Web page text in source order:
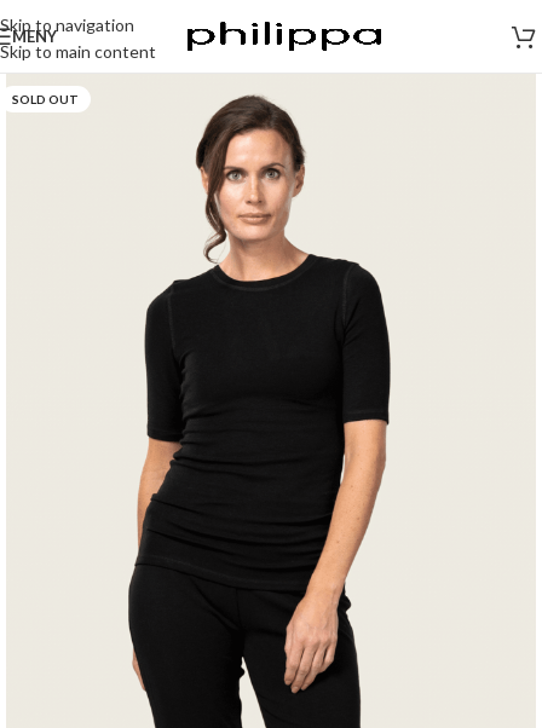
Skip to navigation
Skip to main content
MENY
SOLD OUT